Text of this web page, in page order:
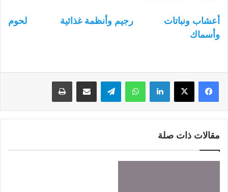
أعشاب ونباتات رجيم وأنظمة غذائية
لحوم
وأسماك
لينكدإن واتساب
مقالات ذات صلة